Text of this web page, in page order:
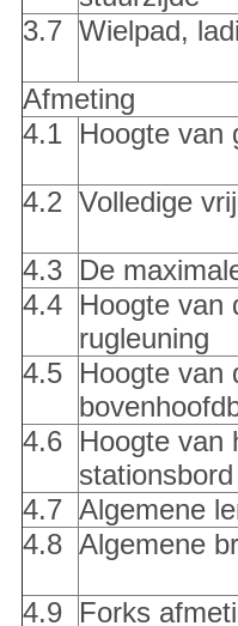
3.7 Wielpad,
Afmeting
4.1 Hoogte van
4.2 Volledige
4.3 De
4.4 Hoogte van
rugleuning
4.5 Hoogte van
4.6 Hoogte van
stationsbord
4.7 Algemene
4.8 Algemene
4.9 Forks